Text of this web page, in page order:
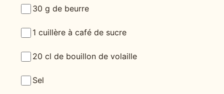
30 g de beurre
1 cuillère à café de sucre
20 cl de bouillon de volaille
Sel